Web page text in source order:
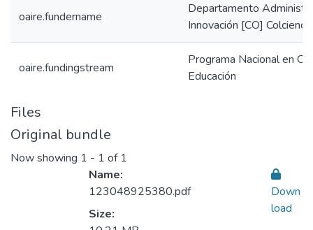
oaire.fundername
Departamento
Innovación [CO]
oaire.fundingstream
Programa Nacional en
Educación
Files
Original bundle
Now showing 1 - 1 of 1
Name:
123048925380.pdf
Size:
Down
load